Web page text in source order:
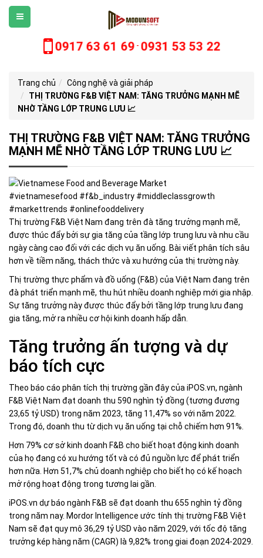
0917 63 61 69 -0931 53 53 22
Trang chủ
Công nghệ và giải pháp
THỊ TRƯỜNG F&B VIỆT NAM: TĂNG TRƯỞNG MẠNH MẼ
NHỜ TẦNG LỚP TRUNG LƯU 📈
THỊ TRƯỜNG F&B VIỆT NAM: TĂNG TRƯỞNG
MẠNH MẼ NHỜ TẦNG LỚP TRUNG LƯU 📈
#vietnamesefood #f&b_industry #middleclassgrowth
#markettrends #onlinefooddelivery
Thị trường F&B Việt Nam đang trên đà tăng trưởng mạnh mẽ,
được thúc đẩy bởi sự gia tăng của tầng lớp trung lưu và nhu cầu
ngày càng cao đối với các dịch vụ ăn uống. Bài viết phân tích sâu
hơn về tiềm năng, thách thức và xu hướng của thị trường này.
Thị trường thực phẩm và đồ uống (F&B) của Việt Nam đang trên
đà phát triển mạnh mẽ, thu hút nhiều doanh nghiệp mới gia nhập.
Sự tăng trưởng này được thúc đẩy bởi tầng lớp trung lưu đang
gia tăng, mở ra nhiều cơ hội kinh doanh hấp dẫn.
Tăng trưởng ấn tượng và dự
báo tích cực
Theo báo cáo phân tích thị trường gần đây của iPOS.vn, ngành
F&B Việt Nam đạt doanh thu 590 nghìn tỷ đồng (tương đương
23,65 tỷ USD) trong năm 2023, tăng 11,47% so với năm 2022.
Trong đó, doanh thu từ dịch vụ ăn uống tại chỗ chiếm hơn 91%.
Hơn 79% cơ sở kinh doanh F&B cho biết hoạt động kinh doanh
của họ đang có xu hướng tốt và có đủ nguồn lực để phát triển
hơn nữa. Hơn 51,7% chủ doanh nghiệp cho biết họ có kế hoạch
mở rộng hoạt động trong tương lai gần.
iPOS.vn dự báo ngành F&B sẽ đạt doanh thu 655 nghìn tỷ đồng
trong năm nay. Mordor Intelligence ước tính thị trường F&B Việt
Nam sẽ đạt quy mô 36,29 tỷ USD vào năm 2029, với tốc độ tăng
trưởng kép hàng năm (CAGR) là 9,82% trong giai đoạn 2024-2029.